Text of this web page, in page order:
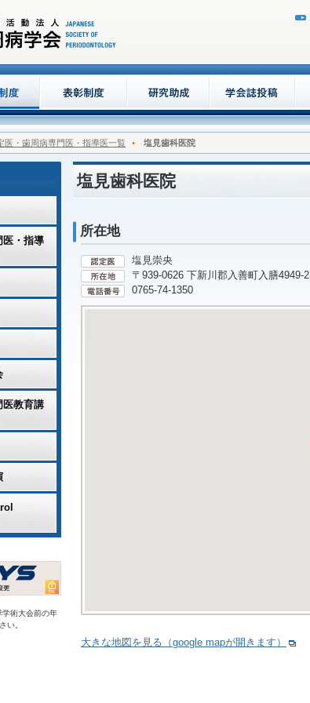
医・歯周病専門医・指導医一覧 塩見歯科医院
塩見歯科医院
所在地
塩見崇央
〒939-0626 下新川郡入善町入膳4949-2
0765-74-1350
大きな地図を見る（google mapが開きます）
医・指導
医教育講
術大会前の年
い。